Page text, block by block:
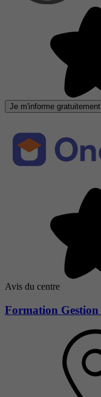
Je m'informe gratuitement
Avis du centre
Formation